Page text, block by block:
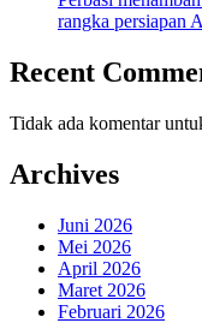
rangka persiapan
Recent
Tidak ada komentar
Archives
Juni 2026
Mei 2026
April 2026
Maret 2026
Februari 2026